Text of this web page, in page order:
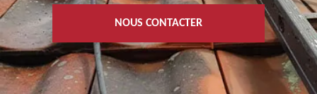
NOUS CONTACTER